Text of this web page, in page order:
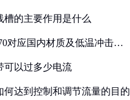
槽的主要作用是什么
对应国内材质及低温冲击要
可以过多少电流
何达到控制和调节流量的目的